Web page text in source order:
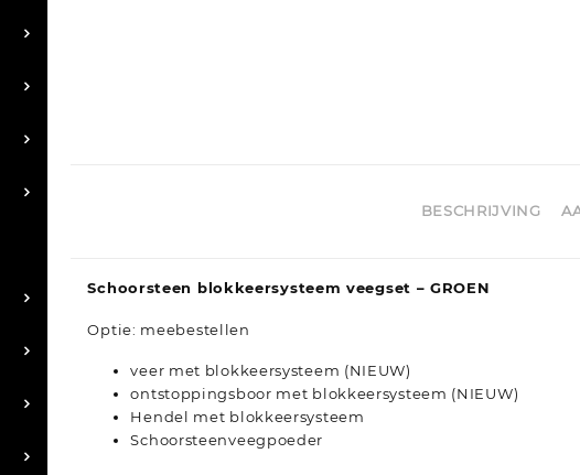
BESCHRIJVING
Schoorsteen blokkeersysteem veegset – GROEN
Optie: meebestellen
veer met blokkeersysteem (NIEUW)
ontstoppingsboor met blokkeersysteem (NIEUW)
Hendel met blokkeersysteem
Schoorsteenveegpoeder